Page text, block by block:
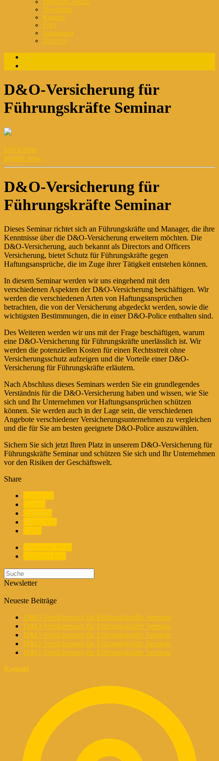
Highlight Archiv
Newsletter
Kontakt
FAQ
Impressum
DSGVO
D&O-Versicherung für
Führungskräfte Seminar
Get it now
Inquire now
D&O-Versicherung für
Führungskräfte Seminar
Dieses Seminar richtet sich an Führungskräfte und Manager, die ihre
Kenntnisse über die D&O-Versicherung erweitern möchten. Die
D&O-Versicherung, auch bekannt als Directors and Officers
Versicherung, bietet Schutz für Führungskräfte gegen
Haftungsansprüche, die im Zuge ihrer Tätigkeit entstehen können.
In diesem Seminar werden wir uns eingehend mit den
verschiedenen Aspekten der D&O-Versicherung beschäftigen. Wir
werden die verschiedenen Arten von Haftungsansprüchen
betrachten, die von der Versicherung abgedeckt werden, sowie die
wichtigsten Bestimmungen, die in einer D&O-Police enthalten sind.
Des Weiteren werden wir uns mit der Frage beschäftigen, warum
eine D&O-Versicherung für Führungskräfte unerlässlich ist. Wir
werden die potenziellen Kosten für einen Rechtsstreit ohne
Versicherungsschutz aufzeigen und die Vorteile einer D&O-
Versicherung für Führungskräfte erläutern.
Nach Abschluss dieses Seminars werden Sie ein grundlegendes
Verständnis für die D&O-Versicherung haben und wissen, wie Sie
sich und Ihr Unternehmen vor Haftungsansprüchen schützen
können. Sie werden auch in der Lage sein, die verschiedenen
Angebote verschiedener Versicherungsunternehmen zu vergleichen
und die für Sie am besten geeignete D&O-Police auszuwählen.
Sichern Sie sich jetzt Ihren Platz in unserem D&O-Versicherung für
Führungskräfte Seminar und schützen Sie sich und Ihr Unternehmen
vor den Risiken der Geschäftswelt.
Share
Newsletter
Neueste Beiträge
D&O-Versicherung für Führungskräfte Seminar
D&O-Versicherung für Führungskräfte Seminar
D&O-Versicherung für Führungskräfte Seminar
D&O-Versicherung für Führungskräfte Seminar
D&O-Versicherung für Führungskräfte Seminar
Kontakt